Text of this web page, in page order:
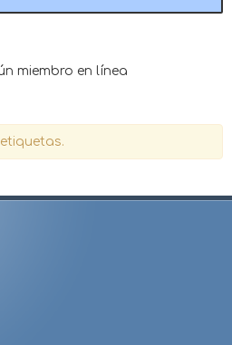
miembro en línea